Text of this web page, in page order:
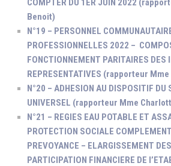
COMPTER DU 1ER JUIN 2022
Benoit)
N°19 – PERSONNEL
PROFESSIONNELLES 2022 –
FONCTIONNEMENT PARITAIRES DES
REPRESENTATIVES (rapporteur
N°20 – ADHESION AU DISPOSITIF DU
UNIVERSEL (rapporteur Mme
N°21 – REGIES EAU POTABLE ET
PROTECTION SOCIALE
PREVOYANCE – ELARGISSEMENT
PARTICIPATION FINANCIERE DE